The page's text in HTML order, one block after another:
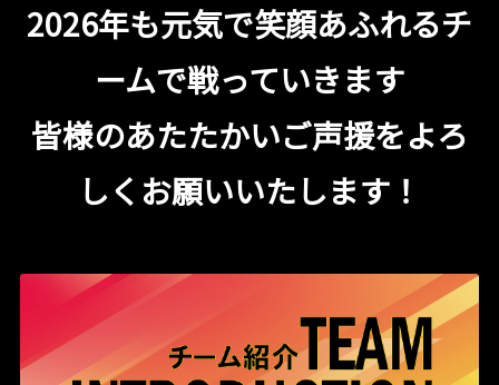
2026年も元気で笑顔あふれるチ
ームで戦っていきます
皆様のあたたかいご声援をよろ
しくお願いいたします！